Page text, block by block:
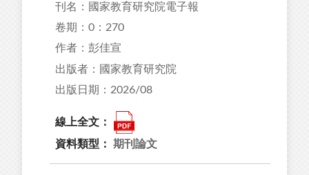
刊名：國家教育研究院電子報
卷期：0：270
作者：彭佳宣
出版者：國家教育研究院
出版日期：2026/08
線上全文：
資料類型： 期刊論文